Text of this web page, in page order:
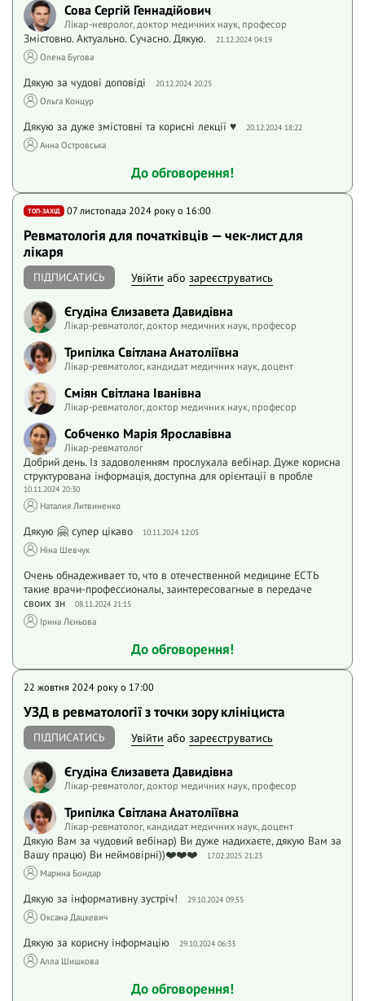
Сова Сергій Геннадійович
Лікар-невролог, доктор медичних наук, професор
Змістовно. Актуально. Сучасно. Дякую. 21.12.2024 04:19
Олена Бугова
Дякую за чудові доповіді 20.12.2024 20:25
Ольга Концур
Дякую за дуже змістовні та корисні лекції ♥️ 20.12.2024 18:22
Анна Островська
До обговорення!
ТОП-ЗАХІД 07 листопада 2024 року o 16:00
Ревматологія для початківців — чек-лист для
лікаря
ПІДПИСАТИСЬ Увійти або зареєструватись
Єгудіна Єлизавета Давидівна
Лікар-ревматолог, доктор медичних наук, професор
Трипілка Світлана Анатоліївна
Лікар-ревматолог, кандидат медичних наук, доцент
Сміян Світлана Іванівна
Лікар-ревматолог, доктор медичних наук, професор
Собченко Марія Ярославівна
Лікар-ревматолог
Добрий день. Із задоволенням прослухала вебінар. Дуже корисна
структурована інформація, доступна для орієнтації в пробле
10.11.2024 20:30
Наталия Литвиненко
Дякую 🤗 супер цікаво 10.11.2024 12:05
Ніна Шевчук
Очень обнадеживает то, что в отечественной медицине ЕСТЬ
такие врачи-профессионалы, заинтересовагные в передаче
своих зн
08.11.2024 21:15
Ірина Лєньова
До обговорення!
22 жовтня 2024 року o 17:00
УЗД в ревматології з точки зору клініциста
ПІДПИСАТИСЬ Увійти або зареєструватись
Єгудіна Єлизавета Давидівна
Лікар-ревматолог, доктор медичних наук, професор
Трипілка Світлана Анатоліївна
Лікар-ревматолог, кандидат медичних наук, доцент
Дякую Вам за чудовий вебінар) Ви дуже надихаєте, дякую Вам за
Вашу працю) Ви неймовірні))❤️❤️❤️
17.02.2025 21:23
Марина Бондар
Дякую за інформативну зустріч! 29.10.2024 09:55
Оксана Дацкевич
Дякую за корисну інформацію 29.10.2024 06:33
Алла Шишкова
До обговорення!